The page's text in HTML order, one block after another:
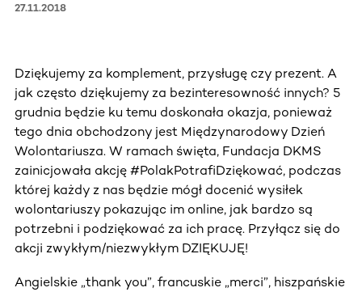
27.11.2018
Dziękujemy za komplement, przysługę czy prezent. A
jak często dziękujemy za bezinteresowność innych? 5
grudnia będzie ku temu doskonała okazja, ponieważ
tego dnia obchodzony jest Międzynarodowy Dzień
Wolontariusza. W ramach święta, Fundacja DKMS
zainicjowała akcję #PolakPotrafiDziękować, podczas
której każdy z nas będzie mógł docenić wysiłek
wolontariuszy pokazując im online, jak bardzo są
potrzebni i podziękować za ich pracę. Przyłącz się do
akcji zwykłym/niezwykłym DZIĘKUJĘ!
Angielskie „thank you”, francuskie „merci”, hiszpańskie